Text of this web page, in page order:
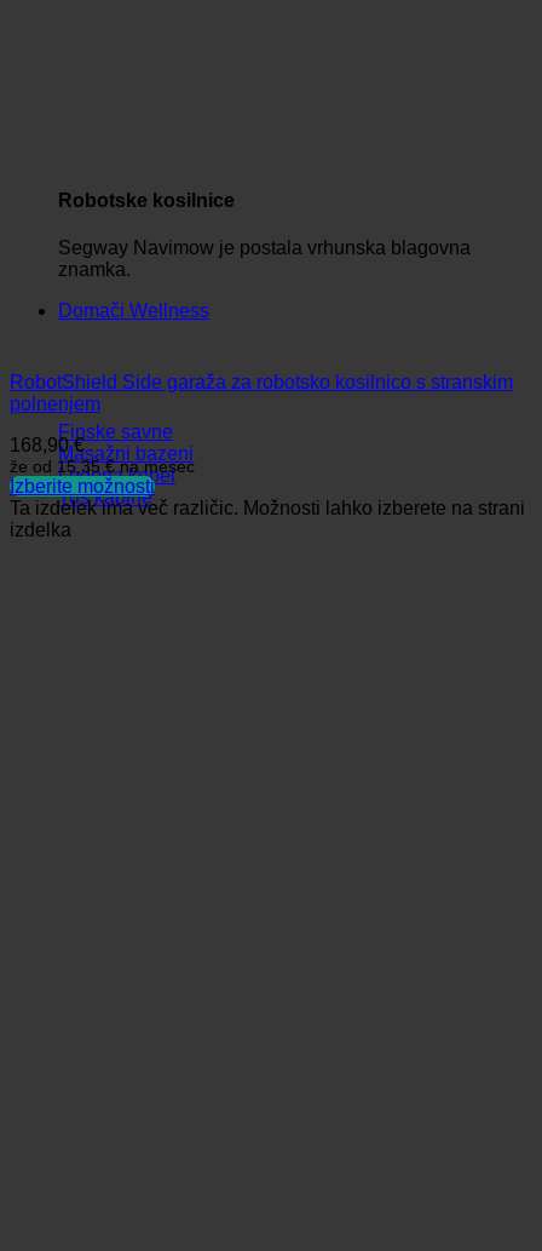
Robotske kosilnice
Segway Navimow je postala vrhunska blagovna
znamka.
Domači Wellness
Finske savne
Masažni bazeni
Ledena kopel
Tuš kabine
RobotShield Side garaža za robotsko kosilnico s stranskim
polnenjem
168,90€
že od 15,35 €na mesec
Izberite možnosti
Ta izdelek ima več različic. Možnosti lahko izberete na strani
izdelka